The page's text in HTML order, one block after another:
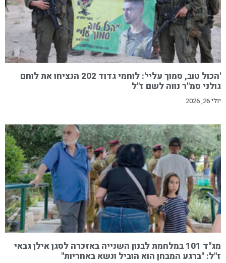
'הכול טוב, סמוך עליי': לוחמי גדוד 202 הנציחו את לוחם
גולני סמ"ר נווה לשם ז"ל
יולי 26, 2026
מג"ד 101 במלחמת לבנון השנייה באזכרה לסגן אילן גבאי
ז"ל: "ברגע המבחן הוא הוביל ונשא באחריות"